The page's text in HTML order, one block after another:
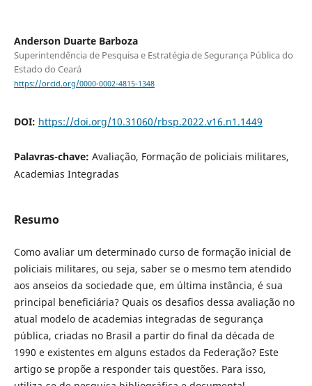
Anderson Duarte Barboza
Superintendência de Pesquisa e Estratégia de Segurança Pública do
Estado do Ceará
https://orcid.org/0000-0002-4815-1348
DOI: https://doi.org/10.31060/rbsp.2022.v16.n1.1449
Palavras-chave: Avaliação, Formação de policiais militares,
Academias Integradas
Resumo
Como avaliar um determinado curso de formação inicial de
policiais militares, ou seja, saber se o mesmo tem atendido
aos anseios da sociedade que, em última instância, é sua
principal beneficiária? Quais os desafios dessa avaliação no
atual modelo de academias integradas de segurança
pública, criadas no Brasil a partir do final da década de
1990 e existentes em alguns estados da Federação? Este
artigo se propõe a responder tais questões. Para isso,